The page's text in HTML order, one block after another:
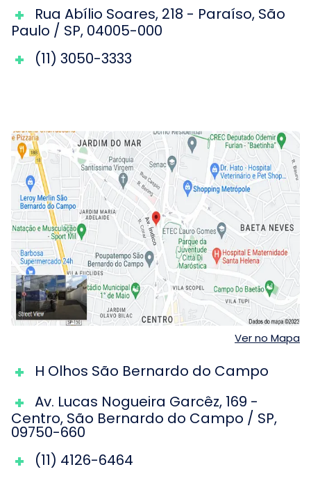
Rua Abílio Soares, 218 - Paraíso, São
Paulo / SP, 04005-000
(11) 3050-3333
Ver no Mapa
H Olhos São Bernardo do Campo
Av. Lucas Nogueira Garcêz, 169 -
Centro, São Bernardo do Campo / SP,
09750-660
(11) 4126-6464